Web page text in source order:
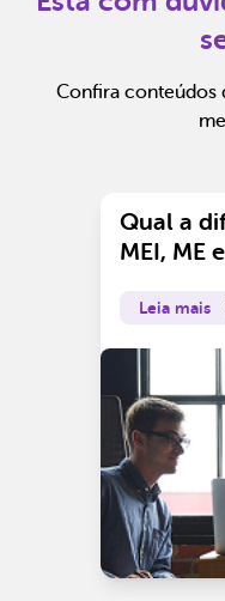
Confira conteúdos
Qual a
MEI, ME
Leia mais